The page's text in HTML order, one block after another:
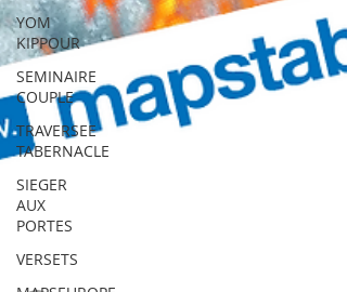
YOM
KIPPOUR
SEMINAIRE
COUPLE
TRAVERSEE
TABERNACLE
SIEGER
AUX
PORTES
VERSETS